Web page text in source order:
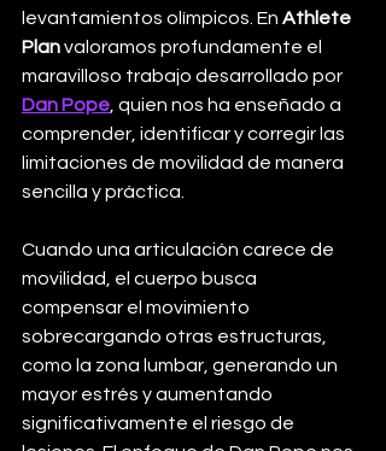
levantamientos olímpicos. En Athlete
Plan valoramos profundamente el
maravilloso trabajo desarrollado por
Dan Pope , quien nos ha enseñado a
comprender, identificar y corregir las
limitaciones de movilidad de manera
sencilla y práctica.
Cuando una articulación carece de
movilidad, el cuerpo busca
compensar el movimiento
sobrecargando otras estructuras,
como la zona lumbar, generando un
mayor estrés y aumentando
significativamente el riesgo de